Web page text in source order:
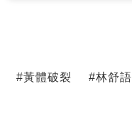
#黃體破裂 #林舒語